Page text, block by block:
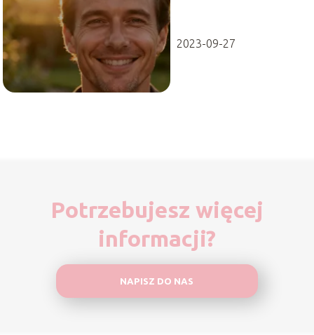
2023-09-27
Potrzebujesz więcej
informacji?
NAPISZ DO NAS